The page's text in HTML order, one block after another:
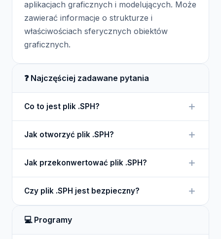
aplikacjach graficznych i modelujących. Może
zawierać informacje o strukturze i
właściwościach sferycznych obiektów
graficznych.
❓ Najczęściej zadawane pytania
Co to jest plik .SPH?
sfer, wykorzystywany w aplikacjach graficznych i
modelujących.
Jak otworzyć plik .SPH?
oprogramowania, które obsługuje ten format,
często związane z modelowaniem 3D.
Jak przekonwertować plik .SPH?
pomocą specjalistycznego oprogramowania
graficznego, które obsługuje różne formaty.
Czy plik .SPH jest bezpieczny?
zawsze, warto sprawdzić źródło pliku przed jego
otwarciem.
💻 Programy